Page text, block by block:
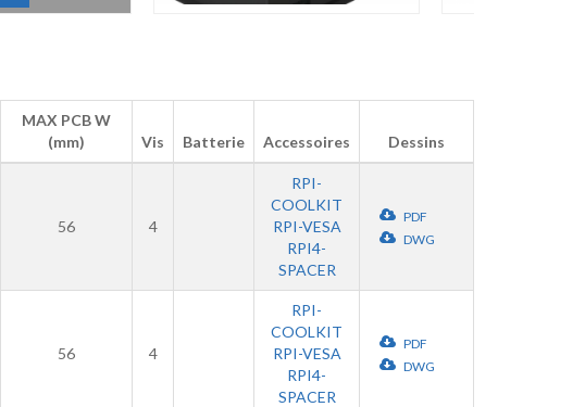
MAX PCB W
(mm)
Vis Batterie Accessoires Dessins
56 4
RPI-
COOLKIT
RPI-VESA
RPI4-
SPACER
PDF
DWG
56 4
RPI-
COOLKIT
RPI-VESA
RPI4-
SPACER
PDF
DWG